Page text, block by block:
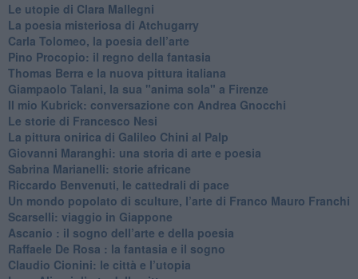
Le utopie di Clara Mallegni
​La poesia misteriosa di Atchugarry
Carla Tolomeo, la poesia dell’arte
Pino Procopio: il regno della fantasia
Thomas Berra e la nuova pittura italiana
Giampaolo Talani, la sua "anima sola" a Firenze
Il mio Kubrick: conversazione con Andrea Gnocchi
Le storie di Francesco Nesi
​La pittura onirica di Galileo Chini al Palp
​Giovanni Maranghi: una storia di arte e poesia
Sabrina Marianelli: storie africane
​Riccardo Benvenuti, le cattedrali di pace
​Un mondo popolato di sculture, l’arte di Franco Mauro Franchi
​Scarselli: viaggio in Giappone
​Ascanio : il sogno dell’arte e della poesia
Raffaele De Rosa : la fantasia e il sogno
​Claudio Cionini: le città e l’utopia